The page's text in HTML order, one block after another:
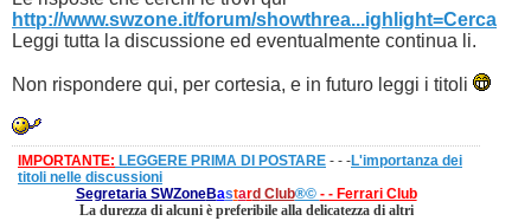
http://www.swzone.it/forum/showthrea...ighlight=Cerca
Leggi tutta la discussione ed eventualmente continua li.
Non rispondere qui, per cortesia, e in futuro leggi i titoli
IMPORTANTE: LEGGERE PRIMA DI POSTARE - - -L'importanza dei
titoli nelle discussioni
Segretaria SWZoneBastard Club®© - - Ferrari Club
La durezza di alcuni è preferibile alla delicatezza di altri